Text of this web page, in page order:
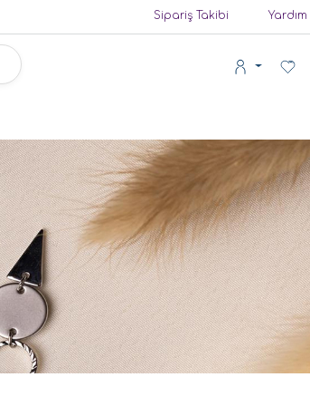
Sipariş Takibi Yardım